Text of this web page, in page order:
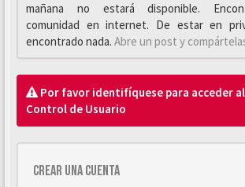
mañana no estará disponible.
comunidad en internet. De estar en
encontrado nada. Abre un post y
Por favor identifíquese para acceder
Control de Usuario
Crear una cuenta